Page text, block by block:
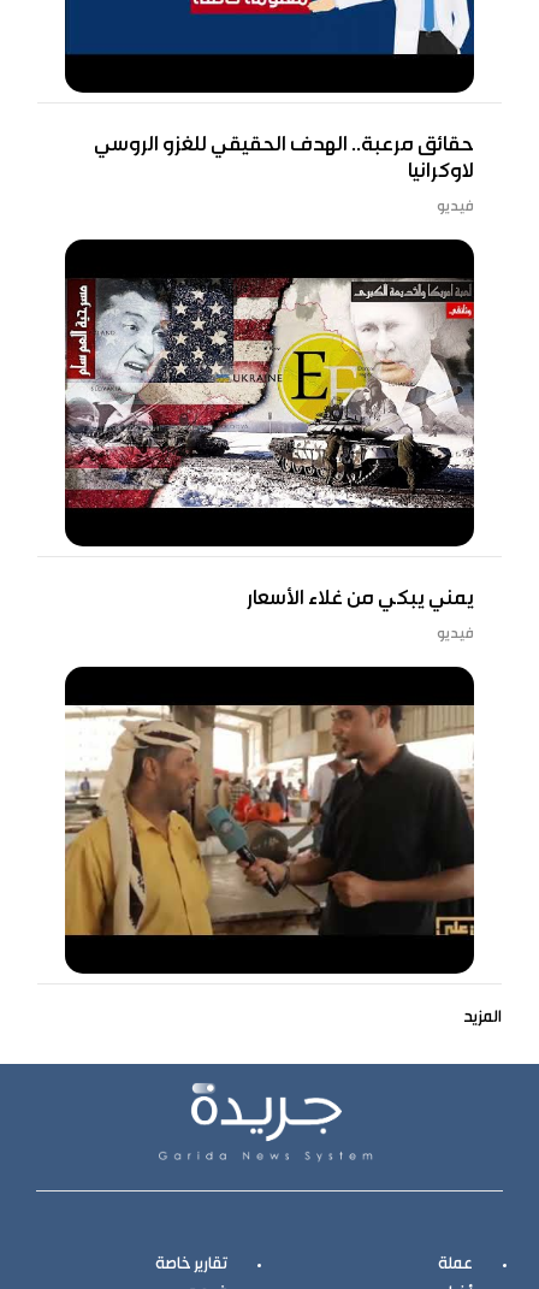
حقائق مرعبة.. الهدف الحقيقي للغزو الروسي
لاوكرانيا
فيديو
يمني يبكي من غلاء الأسعار
فيديو
المزيد
عملة
تقارير خاصة